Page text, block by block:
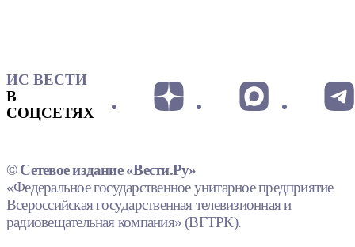
ИС ВЕСТИ
В
СОЦСЕТЯХ
© Сетевое издание «Вести.Ру»
«Федеральное государственное унитарное предприятие
Всероссийская государственная телевизионная и
радиовещательная компания» (ВГТРК).